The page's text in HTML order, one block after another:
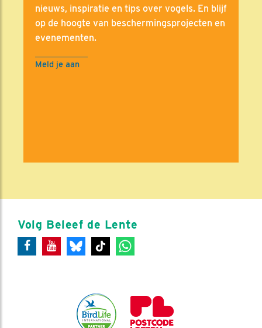
nieuws, inspiratie en tips over vogels. En blijf
op de hoogte van beschermingsprojecten en
evenementen.
Meld je aan
Volg Beleef de Lente